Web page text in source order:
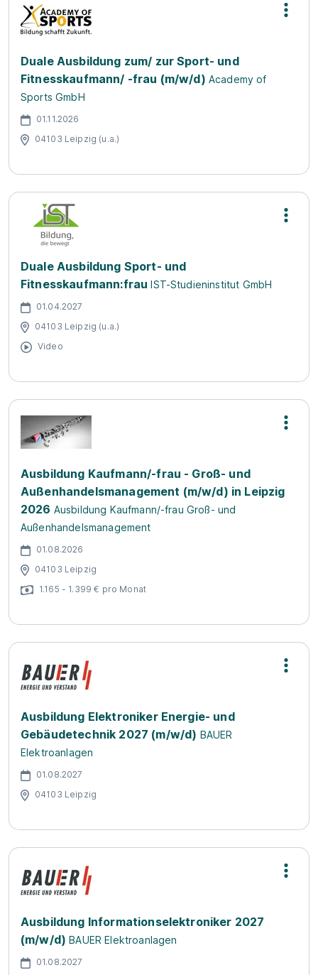
Duale Ausbildung zum/ zur Sport- und
Fitnesskaufmann/ -frau (m/w/d) Academy of
Sports GmbH
01.11.2026
04103 Leipzig (u.a.)
Duale Ausbildung Sport- und
Fitnesskaufmann:frau IST-Studieninstitut GmbH
01.04.2027
04103 Leipzig (u.a.)
Video
Ausbildung Kaufmann/-frau - Groß- und
Außenhandelsmanagement (m/w/d) in Leipzig
2026 Ausbildung Kaufmann/-frau Groß- und
Außenhandelsmanagement
01.08.2026
04103 Leipzig
1.165 - 1.399 € pro Monat
Ausbildung Elektroniker Energie- und
Gebäudetechnik 2027 (m/w/d) BAUER
Elektroanlagen
01.08.2027
04103 Leipzig
Ausbildung Informationselektroniker 2027
(m/w/d) BAUER Elektroanlagen
01.08.2027